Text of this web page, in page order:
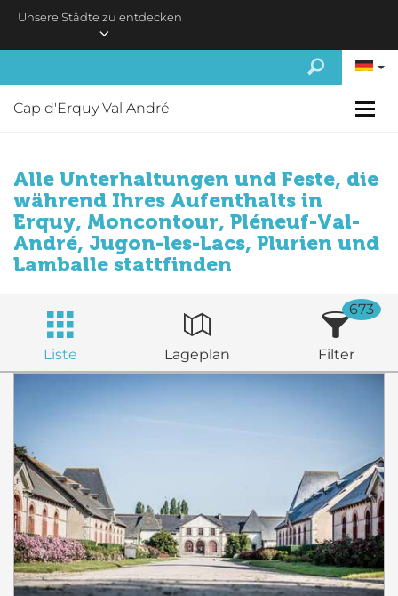
Skip to main content
Unsere Städte zu entdecken
Cap d'Erquy Val André
Alle Unterhaltungen und Feste, die
während Ihres Aufenthalts in
Erquy, Moncontour, Pléneuf-Val-
André, Jugon-les-Lacs, Plurien und
Lamballe stattfinden
Liste Lageplan Filter
673